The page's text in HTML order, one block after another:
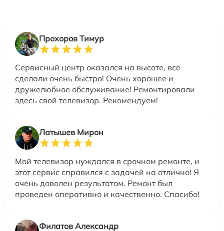
Прохоров Тимур
Сервисный центр оказался на высоте, все
сделали очень быстро! Очень хорошее и
дружелюбное обслуживание! Ремонтировали
здесь свой телевизор. Рекомендуем!
Латышев Мирон
Мой телевизор нуждался в срочном ремонте, и
этот сервис справился с задачей на отлично! Я
очень доволен результатом. Ремонт был
проведен оперативно и качественно. Спасибо!
Филатов Александр